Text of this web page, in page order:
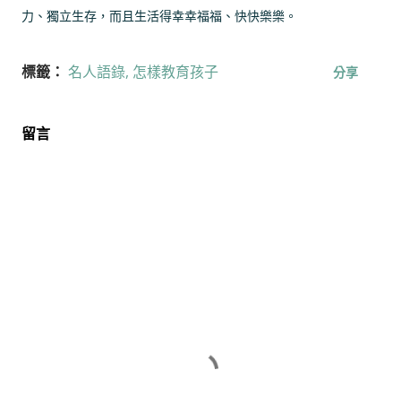
力、獨立生存，而且生活得幸幸福福、快快樂樂。
標籤： 名人語錄 怎樣教育孩子 分享
留言